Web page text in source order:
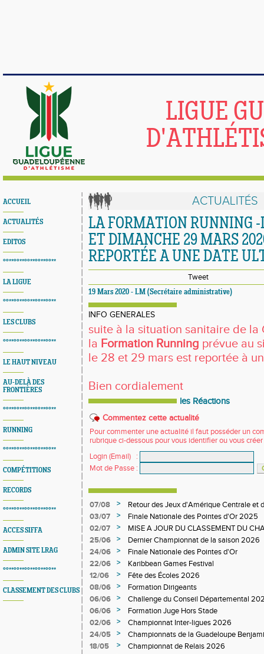
LIGUE
ACCUEIL
ACTUALITÉS
EDITOS
°°**°°**°°**°°**°°**
LA LIGUE
°°**°°**°°**°°**°°**
LES CLUBS
°°**°°**°°**°°**°°**
LE HAUT NIVEAU
AU-DELÀ DES
FRONTIÈRES
°°**°°**°°**°°**°°**
RUNNING
°°**°°**°°**°°**°°**
COMPÉTITIONS
RECORDS
°°**°°**°°**°°**°°**
ACCES SIFFA
ADMIN SITE LRAG
°°**°°**°°**°°**°°**
CLASSEMENT DES CLUBS
ACTUALITÉS
LA FORMATION RUNNING
ET DIMANCHE 29 MARS
REPORTÉE A UNE DATE
Tweet
19 Mars 2020 - LM (Secrétaire administrative)
INFO GENERALES
suite à la situation sanitaire de la
la Formation Running prévue au
le 28 et 29 mars est reportée à
Bien cordialement
les Réactions
Commentez cette actualité
Pour commenter une actualité il faut posséder un
rubrique ci-dessous pour vous identifier ou vous
Login (Email)
:
Mot de Passe :
07/08 >
Retour des Jeux d'Amérique Centrale et
03/07
>
Finale Nationale des Pointes d'Or 2025
02/07
>
MISE A JOUR DU CLASSEMENT DU
DEPARTEMENTAL
25/06 >
Dernier Championnat de la saison 2026
24/06
>
Finale Nationale des Pointes d'Or
22/06
>
Karibbean Games Festival
12/06
>
Fête des Écoles 2026
08/06
>
Formation Dirigeants
06/06
>
Challenge du Conseil Départemental
06/06
>
Formation Juge Hors Stade
02/06
>
Championnat Inter-ligues 2026
24/05
>
Championnats de la Guadeloupe
18/05
>
Championnat de Relais 2026